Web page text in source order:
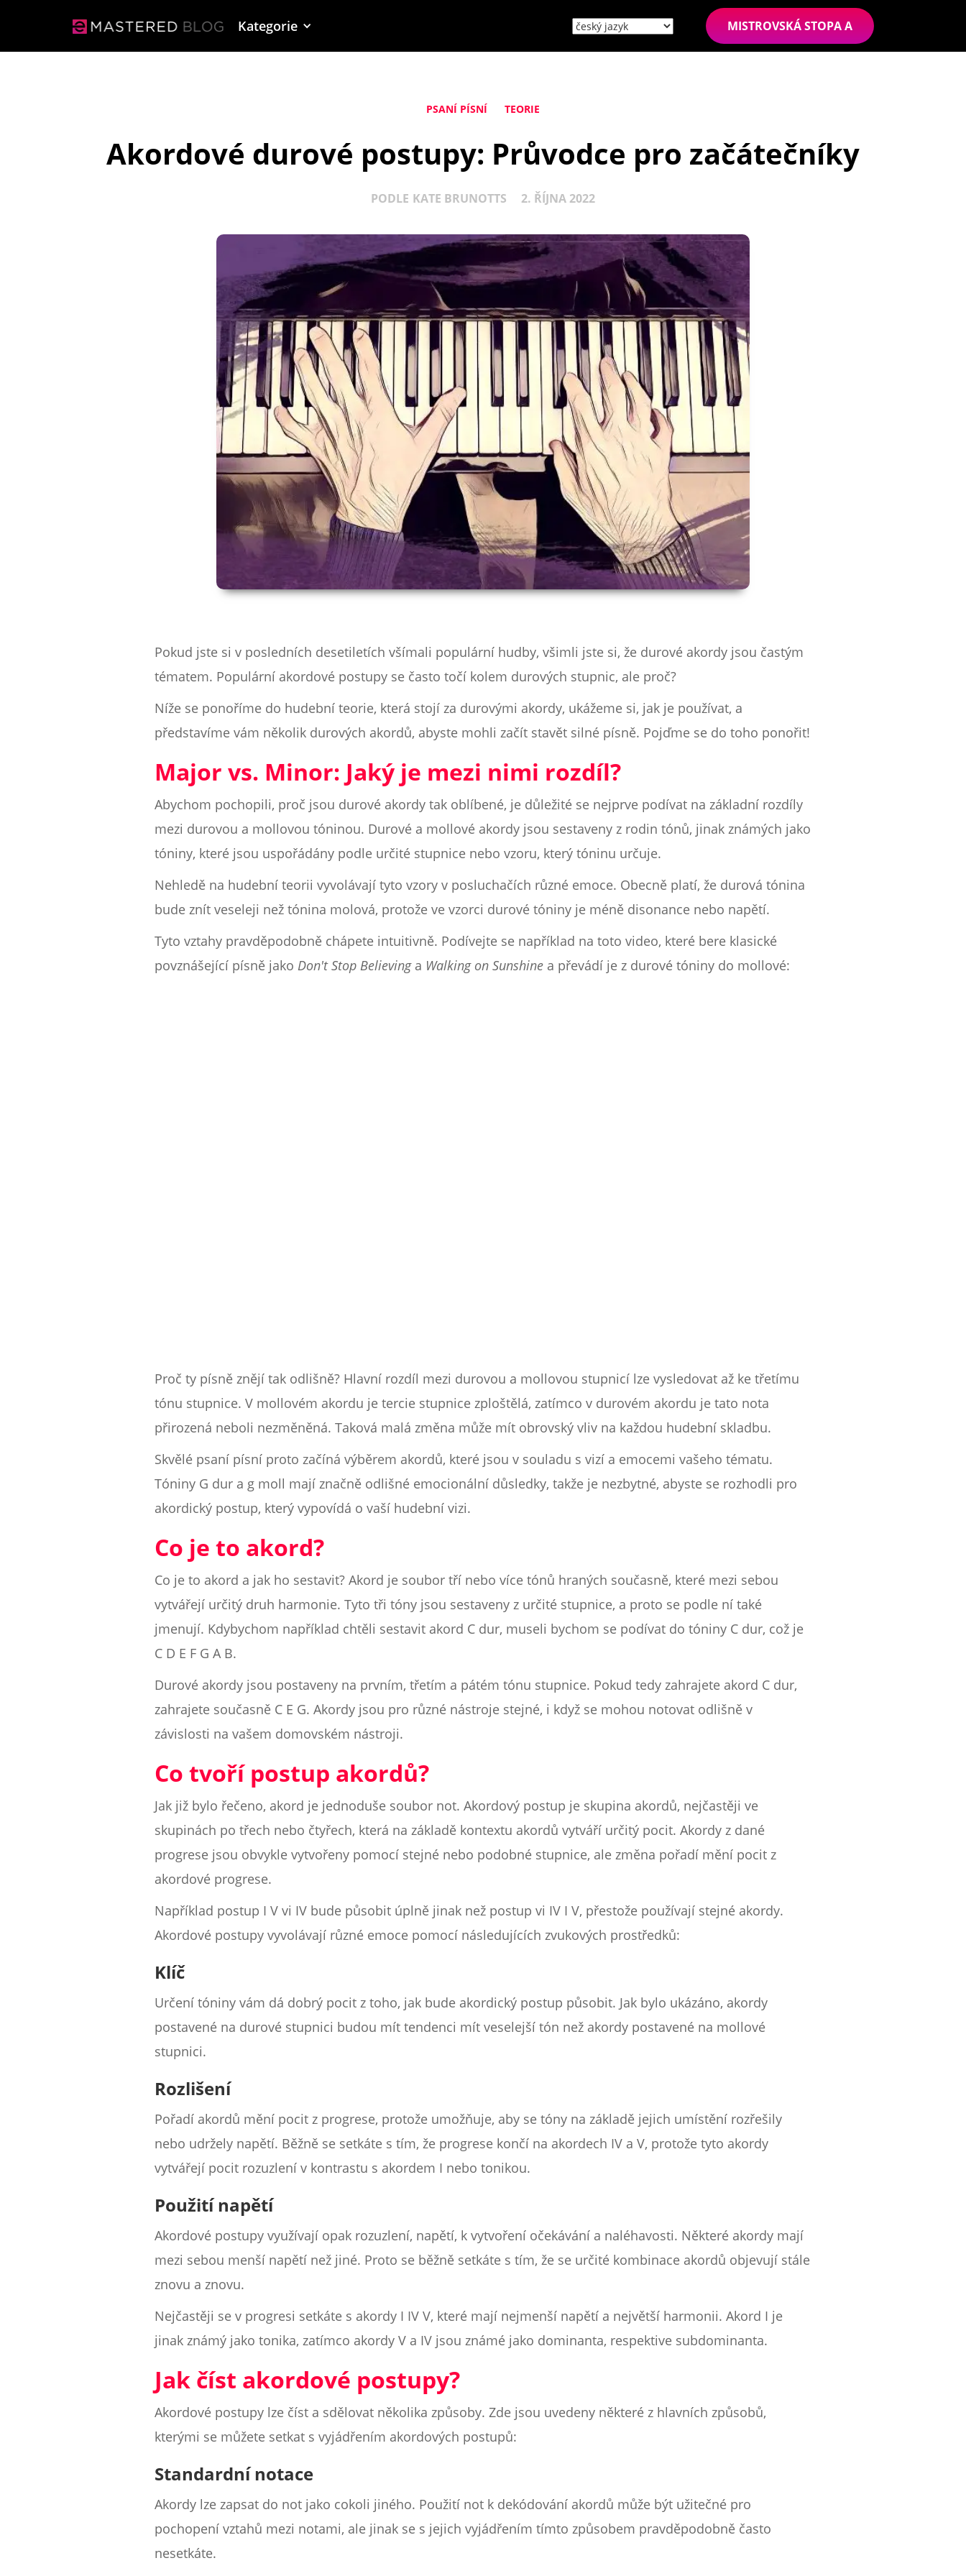
Kategorie MISTROVSKÁ STOPA A
PSANÍ PÍSNÍ TEORIE
Akordové durové postupy: Průvodce pro začátečníky
PODLE KATE BRUNOTTS 2. ŘÍJNA 2022
Pokud jste si v posledních desetiletích všímali populární hudby, všimli jste si, že durové akordy jsou častým
tématem. Populární akordové postupy se často točí kolem durových stupnic, ale proč?
Níže se ponoříme do hudební teorie, která stojí za durovými akordy, ukážeme si, jak je používat, a
představíme vám několik durových akordů, abyste mohli začít stavět silné písně. Pojďme se do toho ponořit!
Major vs. Minor: Jaký je mezi nimi rozdíl?
Abychom pochopili, proč jsou durové akordy tak oblíbené, je důležité se nejprve podívat na základní rozdíly
mezi durovou a mollovou tóninou. Durové a mollové akordy jsou sestaveny z rodin tónů, jinak známých jako
tóniny, které jsou uspořádány podle určité stupnice nebo vzoru, který tóninu určuje.
Nehledě na hudební teorii vyvolávají tyto vzory v posluchačích různé emoce. Obecně platí, že durová tónina
bude znít veseleji než tónina molová, protože ve vzorci durové tóniny je méně disonance nebo napětí.
Tyto vztahy pravděpodobně chápete intuitivně. Podívejte se například na toto video, které bere klasické
povznášející písně jako Don't Stop Believinga Walking on Sunshine a převádí je z durové tóniny do mollové:
Proč ty písně znějí tak odlišně? Hlavní rozdíl mezi durovou a mollovou stupnicí lze vysledovat až ke třetímu
tónu stupnice. V mollovém akordu je tercie stupnice zploštělá, zatímco v durovém akordu je tato nota
přirozená neboli nezměněná. Taková malá změna může mít obrovský vliv na každou hudební skladbu.
Skvělé psaní písní proto začíná výběrem akordů, které jsou v souladu s vizí a emocemi vašeho tématu.
Tóniny G dur a g moll mají značně odlišné emocionální důsledky, takže je nezbytné, abyste se rozhodli pro
akordický postup, který vypovídá o vaší hudební vizi.
Co je to akord?
Co je to akord a jak ho sestavit? Akord je soubor tří nebo více tónů hraných současně, které mezi sebou
vytvářejí určitý druh harmonie. Tyto tři tóny jsou sestaveny z určité stupnice, a proto se podle ní také
jmenují. Kdybychom například chtěli sestavit akord C dur, museli bychom se podívat do tóniny C dur, což je
C D E F G A B.
Durové akordy jsou postaveny na prvním, třetím a pátém tónu stupnice. Pokud tedy zahrajete akord C dur,
zahrajete současně C E G. Akordy jsou pro různé nástroje stejné, i když se mohou notovat odlišně v
závislosti na vašem domovském nástroji.
Co tvoří postup akordů?
Jak již bylo řečeno, akord je jednoduše soubor not. Akordový postup je skupina akordů, nejčastěji ve
skupinách po třech nebo čtyřech, která na základě kontextu akordů vytváří určitý pocit. Akordy z dané
progrese jsou obvykle vytvořeny pomocí stejné nebo podobné stupnice, ale změna pořadí mění pocit z
akordové progrese.
Například postup I V vi IV bude působit úplně jinak než postup vi IV I V, přestože používají stejné akordy.
Akordové postupy vyvolávají různé emoce pomocí následujících zvukových prostředků:
Klíč
Určení tóniny vám dá dobrý pocit z toho, jak bude akordický postup působit. Jak bylo ukázáno, akordy
postavené na durové stupnici budou mít tendenci mít veselejší tón než akordy postavené na mollové
stupnici.
Rozlišení
Pořadí akordů mění pocit z progrese, protože umožňuje, aby se tóny na základě jejich umístění rozřešily
nebo udržely napětí. Běžně se setkáte s tím, že progrese končí na akordech IV a V, protože tyto akordy
vytvářejí pocit rozuzlení v kontrastu s akordem I nebo tonikou.
Použití napětí
Akordové postupy využívají opak rozuzlení, napětí, k vytvoření očekávání a naléhavosti. Některé akordy mají
mezi sebou menší napětí než jiné. Proto se běžně setkáte s tím, že se určité kombinace akordů objevují stále
znovu a znovu.
Nejčastěji se v progresi setkáte s akordy I IV V, které mají nejmenší napětí a největší harmonii. Akord I je
jinak známý jako tonika, zatímco akordy V a IV jsou známé jako dominanta, respektive subdominanta.
Jak číst akordové postupy?
Akordové postupy lze číst a sdělovat několika způsoby. Zde jsou uvedeny některé z hlavních způsobů,
kterými se můžete setkat s vyjádřením akordových postupů:
Standardní notace
Akordy lze zapsat do not jako cokoli jiného. Použití not k dekódování akordů může být užitečné pro
pochopení vztahů mezi notami, ale jinak se s jejich vyjádřením tímto způsobem pravděpodobně často
nesetkáte.